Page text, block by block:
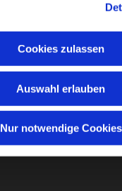
Cookies zulassen
Auswahl erlauben
Nur notwendige Cookies